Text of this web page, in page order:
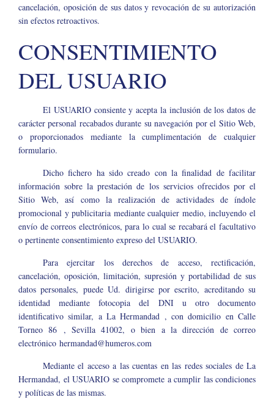
cancelación, oposición de sus datos y revocación de su autorización
sin efectos retroactivos.
CONSENTIMIENTO
DEL USUARIO
El USUARIO consiente y acepta la inclusión de los datos de
carácter personal recabados durante su navegación por el Sitio Web,
o proporcionados mediante la cumplimentación de cualquier
formulario.
Dicho fichero ha sido creado con la finalidad de facilitar
información sobre la prestación de los servicios ofrecidos por el
Sitio Web, así como la realización de actividades de índole
promocional y publicitaria mediante cualquier medio, incluyendo el
envío de correos electrónicos, para lo cual se recabará el facultativo
o pertinente consentimiento expreso del USUARIO.
Para ejercitar los derechos de acceso, rectificación,
cancelación, oposición, limitación, supresión y portabilidad de sus
datos personales, puede Ud. dirigirse por escrito, acreditando su
identidad mediante fotocopia del DNI u otro documento
identificativo similar, a La Hermandad , con domicilio en Calle
Torneo 86 , Sevilla 41002, o bien a la dirección de correo
electrónico hermandad@humeros.com
Mediante el acceso a las cuentas en las redes sociales de La
Hermandad, el USUARIO se compromete a cumplir las condiciones
y políticas de las mismas.